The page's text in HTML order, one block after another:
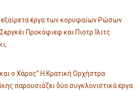
έργα των κορυφαίων Ρώσων
Προκόφιεφ και Πιοτρ Ίλιτς
ο Χάρος” Η Κρατική Ορχήστρα
παρουσιάζει δύο συγκλονιστικά έργα